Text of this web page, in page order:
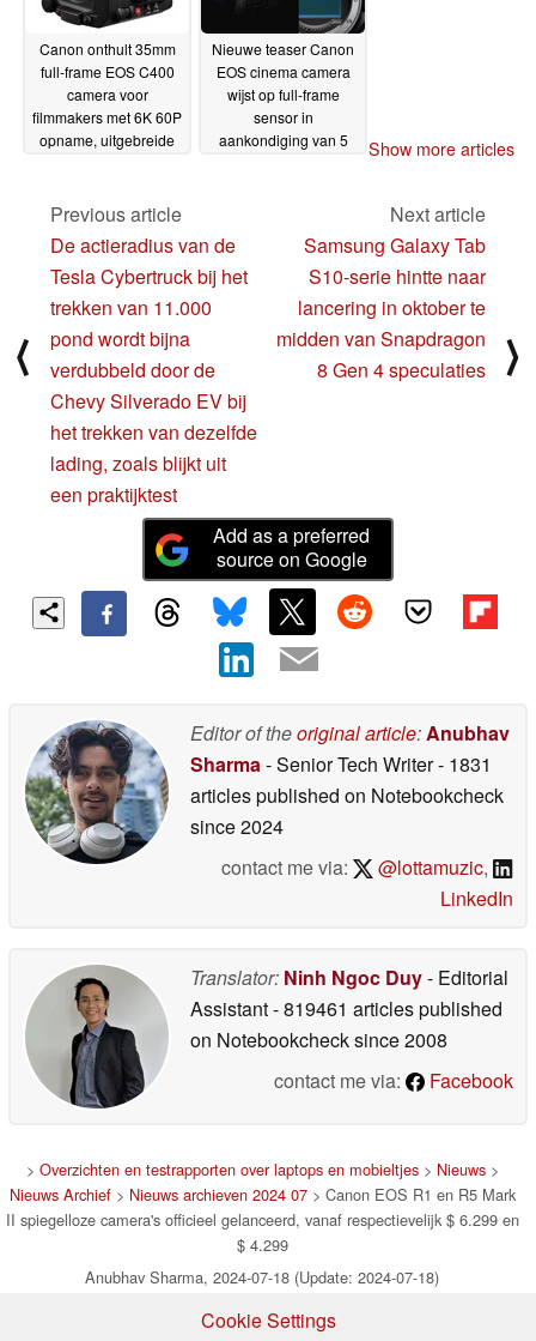
2024
Canon onthult 35mm
full-frame EOS C400
camera voor
filmmakers met 6K 60P
opname, uitgebreide
streaming07-06-2024
Nieuwe teaser Canon
EOS cinema camera
wijst op full-frame
sensor in
aankondiging van 5
Show more articles
⟨
Previous article
De actieradius van de
Tesla Cybertruck bij het
trekken van 11.000
pond wordt bijna
verdubbeld door de
Chevy Silverado EV bij
het trekken van dezelfde
lading, zoals blijkt uit
een praktijktest
Next article
Samsung Galaxy Tab
S10-serie hintte naar
lancering in oktober te
midden van Snapdragon
8 Gen 4 speculaties
⟩
Add as a preferred
source on Google
Editor of theoriginal article:Anubhav
Sharma- Senior Tech Writer- 1831
articles published on Notebookcheck
since 2024
contact me via:
@lottamuzic,
LinkedIn
Translator: Ninh Ngoc Duy- Editorial
Assistant- 819461 articles published
on Notebookchecksince 2008
contact me via:
Facebook
> Overzichten en testrapporten over laptops en mobieltjes> Nieuws>
Nieuws Archief> Nieuws archieven 2024 07> Canon EOS R1 en R5 Mark
II spiegelloze camera's officieel gelanceerd, vanaf respectievelijk $ 6.299 en
$ 4.299
Anubhav Sharma, 2024-07-18 (Update: 2024-07-18)
Cookie Settings